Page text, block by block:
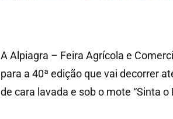
A Alpiagra – Feira Agrícola e
para a 40ª edição que vai decorrer
de cara lavada e sob o mote “Sinta o